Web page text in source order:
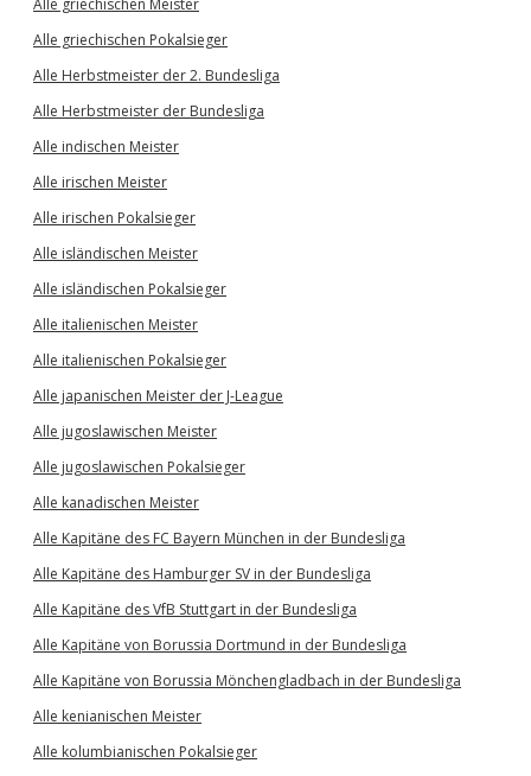
Alle griechischen Meister
Alle griechischen Pokalsieger
Alle Herbstmeister der 2. Bundesliga
Alle Herbstmeister der Bundesliga
Alle indischen Meister
Alle irischen Meister
Alle irischen Pokalsieger
Alle isländischen Meister
Alle isländischen Pokalsieger
Alle italienischen Meister
Alle italienischen Pokalsieger
Alle japanischen Meister der J-League
Alle jugoslawischen Meister
Alle jugoslawischen Pokalsieger
Alle kanadischen Meister
Alle Kapitäne des FC Bayern München in der Bundesliga
Alle Kapitäne des Hamburger SV in der Bundesliga
Alle Kapitäne des VfB Stuttgart in der Bundesliga
Alle Kapitäne von Borussia Dortmund in der Bundesliga
Alle Kapitäne von Borussia Mönchengladbach in der Bundesliga
Alle kenianischen Meister
Alle kolumbianischen Pokalsieger